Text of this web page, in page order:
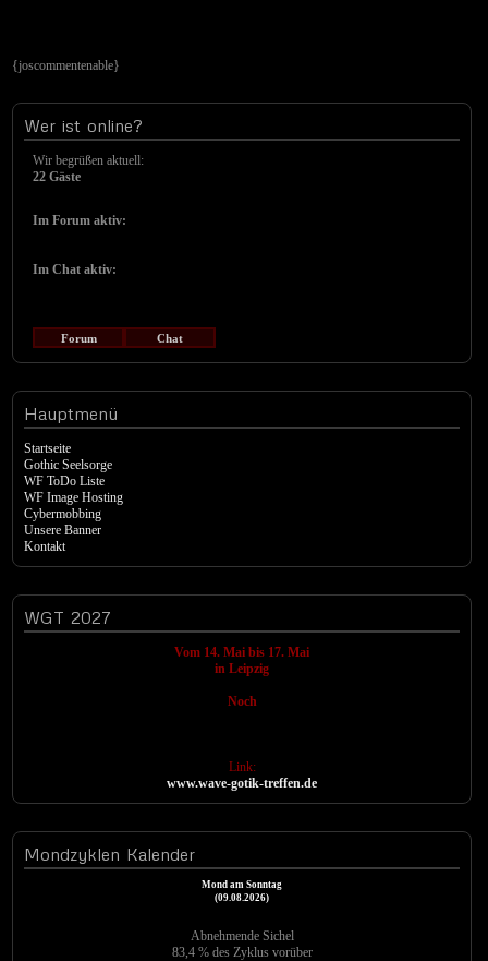
{joscommentenable}
Wer ist online?
Wir begrüßen aktuell:
22 Gäste
Im Forum aktiv:
Im Chat aktiv:
Forum Chat
Hauptmenü
Startseite
Gothic Seelsorge
WF ToDo Liste
WF Image Hosting
Cybermobbing
Unsere Banner
Kontakt
WGT 2027
Vom 14. Mai bis 17. Mai
in Leipzig
Noch
Link:
www.wave-gotik-treffen.de
Mondzyklen Kalender
Mond am Sonntag
(09.08.2026)
Abnehmende Sichel
83,4 % des Zyklus vorüber